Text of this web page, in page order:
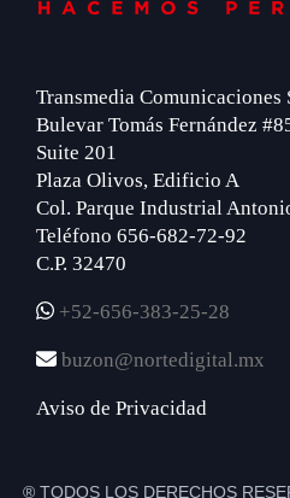
Transmedia Comunicaciones
Bulevar Tomás Fernández
Suite 201
Plaza Olivos, Edificio A
Col. Parque Industrial
Teléfono 656-682-72-92
C.P. 32470
+52-656-383-25-28
buzon@nortedigital.mx
Aviso de Privacidad
® TODOS LOS DERECHOS